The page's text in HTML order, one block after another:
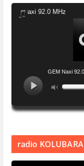
radio KOLUBARA